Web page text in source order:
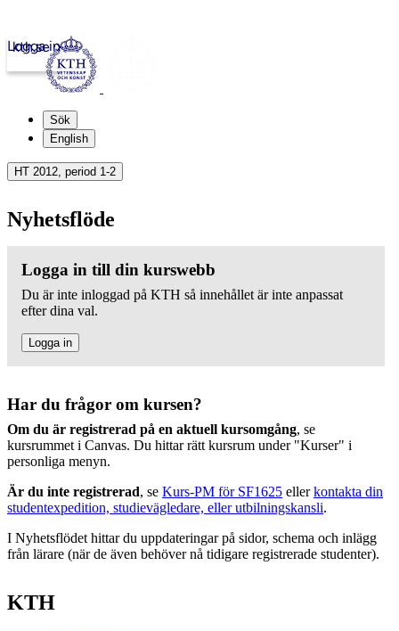
kth.se
Logga in
Sök
English
HT 2012, period 1-2
Nyhetsflöde
Logga in till din kurswebb
Du är inte inloggad på KTH så innehållet är inte anpassat
efter dina val.
Logga in
Har du frågor om kursen?
Om du är registrerad på en aktuell kursomgång, se
kursrummet i Canvas. Du hittar rätt kursrum under "Kurser" i
personliga menyn.
Är du inte registrerad, se Kurs-PM för SF1625 ellerkontakta din
studentexpedition, studievägledare, eller utbilningskansli.
I Nyhetsflödet hittar du uppdateringar på sidor, schema och inlägg
från lärare (när de även behöver nå tidigare registrerade studenter).
KTH